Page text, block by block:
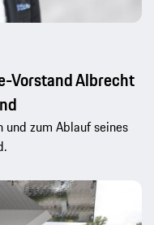
Vorstand Albrecht
zum Ablauf seines